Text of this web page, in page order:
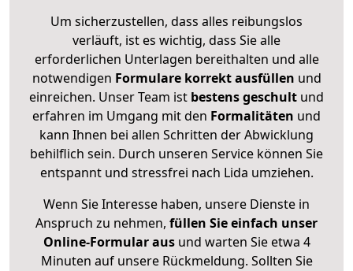
Um sicherzustellen, dass alles reibungslos
verläuft, ist es wichtig, dass Sie alle
erforderlichen Unterlagen bereithalten und alle
notwendigen Formulare korrekt ausfüllen und
einreichen. Unser Team ist bestens geschult und
erfahren im Umgang mit den Formalitäten und
kann Ihnen bei allen Schritten der Abwicklung
behilflich sein. Durch unseren Service können Sie
entspannt und stressfrei nach Lida umziehen.
Wenn Sie Interesse haben, unsere Dienste in
Anspruch zu nehmen, füllen Sie einfach unser
Online-Formular ausund warten Sie etwa 4
Minuten auf unsere Rückmeldung. Sollten Sie